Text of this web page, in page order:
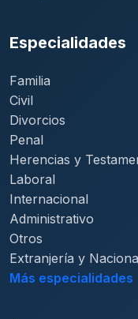
Especialidades
Familia
Civil
Divorcios
Penal
Herencias y
Laboral
Internacional
Administrativo
Otros
Extranjería y
Más especialidades